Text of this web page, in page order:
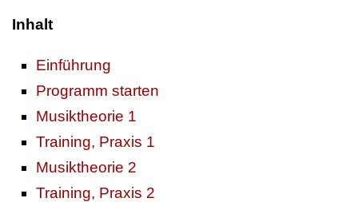
Inhalt
Einführung
Programm starten
Musiktheorie 1
Training, Praxis 1
Musiktheorie 2
Training, Praxis 2